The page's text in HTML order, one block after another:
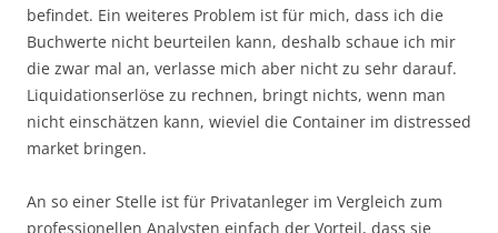
befindet. Ein weiteres Problem ist für mich, dass ich die
Buchwerte nicht beurteilen kann, deshalb schaue ich mir
die zwar mal an, verlasse mich aber nicht zu sehr darauf.
Liquidationserlöse zu rechnen, bringt nichts, wenn man
nicht einschätzen kann, wieviel die Container im distressed
market bringen.
An so einer Stelle ist für Privatanleger im Vergleich zum
professionellen Analysten einfach der Vorteil, dass sie